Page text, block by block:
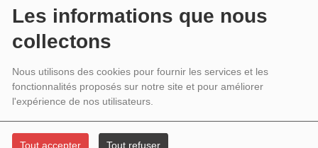
Les informations que nous
collectons
Nous utilisons des cookies pour fournir les services et les
fonctionnalités proposés sur notre site et pour améliorer
l'expérience de nos utilisateurs.
Tout accepter Tout refuser